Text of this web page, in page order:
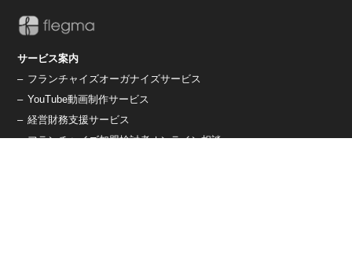
サービス案内
– フランチャイズオーガナイズサービス
– YouTube動画制作サービス
– 経営財務支援サービス
– フランチャイズ加盟検討者オンライン相談